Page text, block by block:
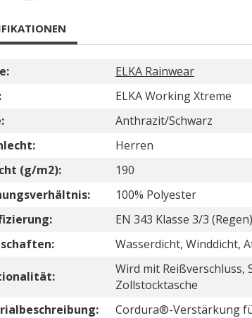
ELKA Rainwear
ELKA Working Xtreme
Anthrazit/Schwarz
Herren
(g/m2):
190
100% Polyester
EN 343 Klasse 3/3 (Regen)
Wasserdicht, Winddicht,
Wird mit Reißverschluss,
Zollstocktasche
Cordura®-Verstärkung